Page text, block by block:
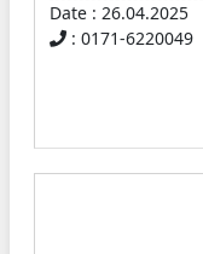
Date :
: 0171-6220049